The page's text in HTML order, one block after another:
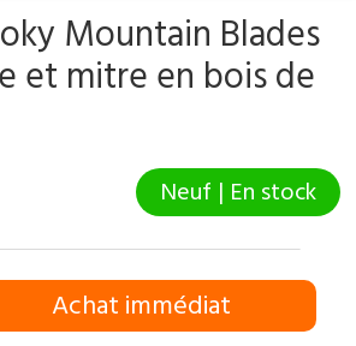
Mountain Blades
et mitre en bois de
Neuf | En stock
Achat immédiat